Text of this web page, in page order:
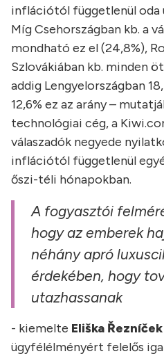
inflációtól függetlenül oda
Míg Csehországban kb. a
mondható ez el (24,8%),
Szlovákiában kb. minden
addig Lengyelországban
12,6% ez az arány –
technológiai cég, a
válaszadók negyede
inflációtól függetlenül
őszi-téli hónapokban.
A fogyasztói
hogy az emberek
néhány apró
érdekében, hogy
utazhassanak
- kiemelte Eliška
ügyfélélményért felelős